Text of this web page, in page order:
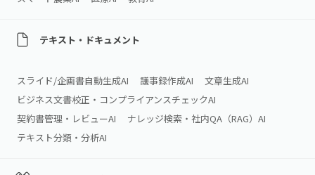
テキスト・ドキュメント
スライド/企画書自動生成AI 議事録作成AI
文章生成AI
ビジネス文書校正・コンプライアンスチェックAI
契約書管理・レビューAI
ナレッジ検索・社内QA（RAG）AI
テキスト分類・分析AI